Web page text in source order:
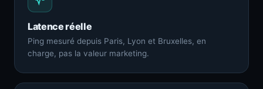
Latence réelle
Ping mesuré depuis Paris, Lyon et Bruxelles, en
charge, pas la valeur marketing.